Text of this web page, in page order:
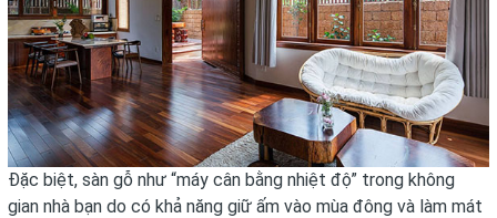
Đặc biệt, sàn gỗ như “máy cân bằng nhiệt độ” trong không
gian nhà bạn do có khả năng giữ ấm vào mùa đông và làm mát